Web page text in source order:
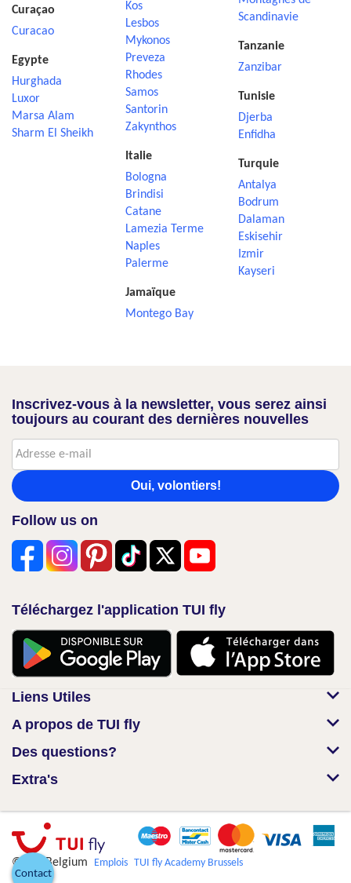
Curaçao
Curacao
Egypte
Hurghada
Luxor
Marsa Alam
Sharm El Sheikh
Kos
Lesbos
Mykonos
Preveza
Rhodes
Samos
Santorin
Zakynthos
Italie
Bologna
Brindisi
Catane
Lamezia Terme
Naples
Palerme
Jamaïque
Montego Bay
Scandinavie
Tanzanie
Zanzibar
Tunisie
Djerba
Enfidha
Turquie
Antalya
Bodrum
Dalaman
Eskisehir
Izmir
Kayseri
Inscrivez-vous à la newsletter, vous serez ainsi
toujours au courant des dernières nouvelles
Oui, volontiers!
Follow us on
Téléchargez l'application TUI fly
Liens Utiles
A propos de TUI fly
Des questions?
Extra's
© TUI Belgium Emplois TUI fly Academy Brussels
Contact